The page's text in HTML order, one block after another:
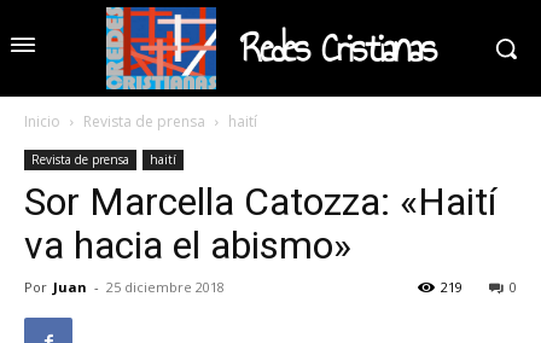
Redes Cristianas
Inicio Revista de prensa haití
Revista de prensa haití
Sor Marcella Catozza: «Haití
va hacia el abismo»
Por Juan - 25 diciembre 2018 0
219